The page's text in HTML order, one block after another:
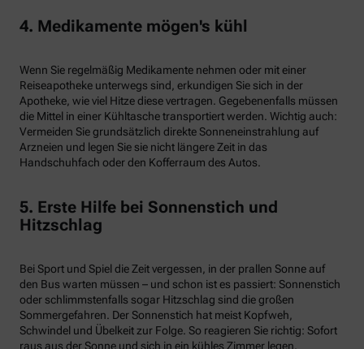
4. Medikamente mögen's kühl
Wenn Sie regelmäßig Medikamente nehmen oder mit einer
Reiseapotheke unterwegs sind, erkundigen Sie sich in der
Apotheke, wie viel Hitze diese vertragen. Gegebenenfalls müssen
die Mittel in einer Kühltasche transportiert werden. Wichtig auch:
Vermeiden Sie grundsätzlich direkte Sonneneinstrahlung auf
Arzneien und legen Sie sie nicht längere Zeit in das
Handschuhfach oder den Kofferraum des Autos.
5. Erste Hilfe bei Sonnenstich und
Hitzschlag
Bei Sport und Spiel die Zeit vergessen, in der prallen Sonne auf
den Bus warten müssen – und schon ist es passiert: Sonnenstich
oder schlimmstenfalls sogar Hitzschlag sind die großen
Sommergefahren. Der Sonnenstich hat meist Kopfweh,
Schwindel und Übelkeit zur Folge. So reagieren Sie richtig: Sofort
raus aus der Sonne und sich in ein kühles Zimmer legen.